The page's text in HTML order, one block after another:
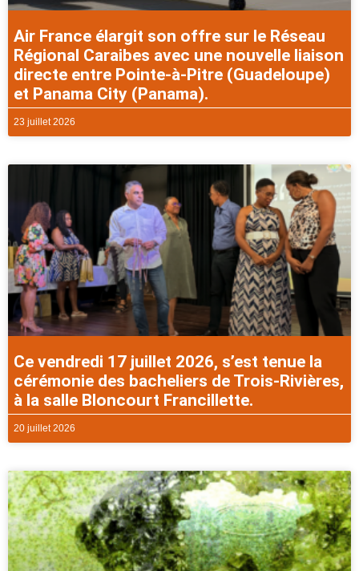
Air France élargit son offre sur le Réseau
Régional Caraibes avec une nouvelle liaison
directe entre Pointe-à-Pitre (Guadeloupe)
et Panama City (Panama).
23 juillet 2026
Ce vendredi 17 juillet 2026, s’est tenue la
cérémonie des bacheliers de Trois-Rivières,
à la salle Bloncourt Francillette.
20 juillet 2026